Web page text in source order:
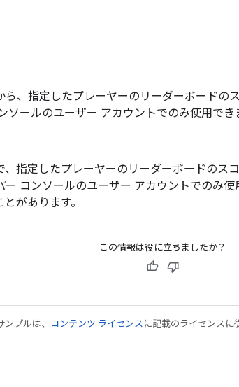
、指定したプレーヤーのリーダーボードの
ソールのユーザー アカウントでのみ使用でき
、指定したプレーヤーのリーダーボードのス
ー コンソールのユーザー アカウントでのみ
があります。
この情報は役に立ちましたか？
プルは、 コンテンツ ライセンスに記載のライセンス